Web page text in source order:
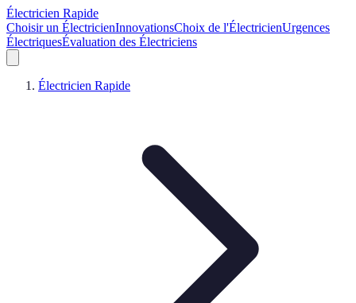
Électricien Rapide
Choisir un ÉlectricienInnovationsChoix de l'ÉlectricienUrgences
ÉlectriquesÉvaluation des Électriciens
Électricien Rapide